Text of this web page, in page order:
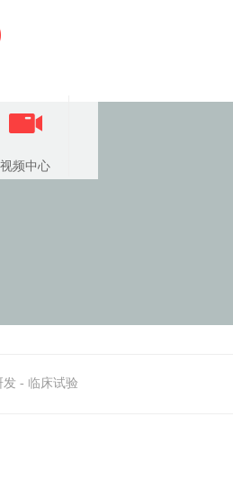
视频中心
- 临床试验